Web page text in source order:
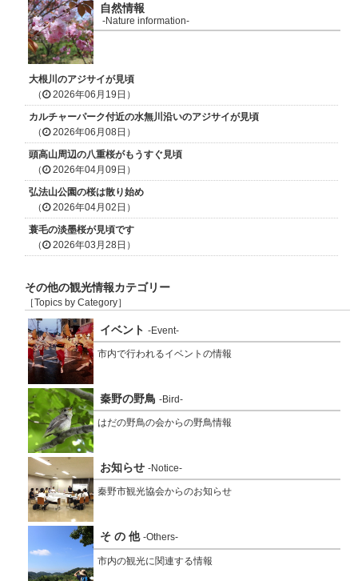
自然情報
-Nature information-
大根川のアジサイが見頃
（
2026年06月19日）
カルチャーパーク付近の水無川沿いのアジサイが見頃
（
2026年06月08日）
頭高山周辺の八重桜がもうすぐ見頃
（
2026年04月09日）
弘法山公園の桜は散り始め
（
2026年04月02日）
蓑毛の淡墨桜が見頃です
（
2026年03月28日）
その他の観光情報カテゴリー
［Topics by Category］
イベント -Event-
市内で行われるイベントの情報
秦野の野鳥 -Bird-
はだの野鳥の会からの野鳥情報
お知らせ -Notice-
秦野市観光協会からのお知らせ
そ の 他 -Others-
市内の観光に関連する情報